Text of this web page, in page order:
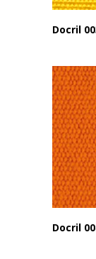
Docril
Docril